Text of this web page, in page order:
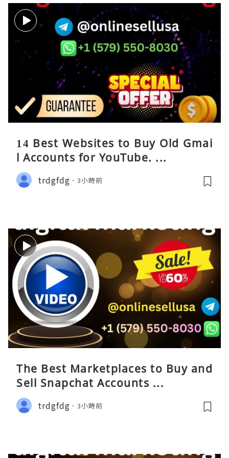
14 Best Websites to Buy Old Gmai
l Accounts for YouTube. ...
trdgfdg 3小時前
The Best Marketplaces to Buy and
Sell Snapchat Accounts ...
trdgfdg 3小時前